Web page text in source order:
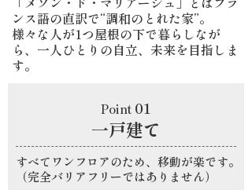
ンス語の直訳で“調和のとれた家”。
様々な人が1つ屋根の下で暮らしなが
ら、一人ひとりの自立、未来を目指しま
す。
Point 01
一戸建て
すべてワンフロアのため、移動が楽です。
（完全バリアフリーではありません）